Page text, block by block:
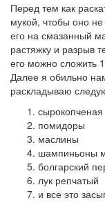
Перед тем как
мукой, чтобы оно
его на смазанный
растяжку и разрыв
его можно сложить
Далее я обильно
раскладываю
помидоры
маслины
шампиньоны
болгарский
лук репчатый
и все это